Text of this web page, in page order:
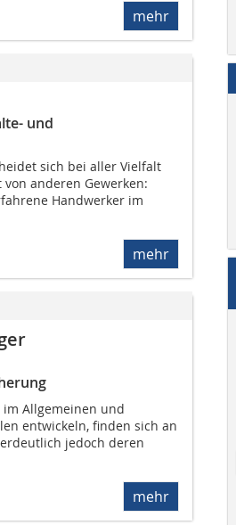
mehr
und
sich bei aller Vielfalt
anderen Gewerken:
Handwerker im
mehr
Allgemeinen und
entwickeln, finden sich an
jedoch deren
mehr